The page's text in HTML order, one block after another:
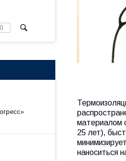
материалом
25 лет),
наноситься